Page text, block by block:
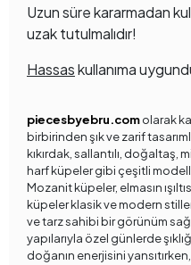
Uzun süre kararmadan
uzak tutulmalıdır!
Hassaskullanıma
piecesbyebru.comolarak
birbirinden şık ve zarif
kıkırdak, sallantılı, doğaltaş,
harf küpeler gibi çeşitli
Mozanit küpeler, elmasın
küpeler klasik ve modern
ve tarz sahibi bir görünüm
yapılarıyla özel günlerde
doğanın enerjisini